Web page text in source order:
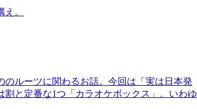
。
ルーツに関わるお話。今回は「実は日本発
と定番な1つ「カラオケボックス」。いわゆ